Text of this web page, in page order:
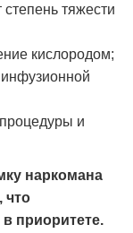
тяжести
кислородом;
и
наркомана
что
приоритете.